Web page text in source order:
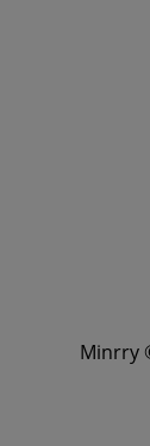
Minrry